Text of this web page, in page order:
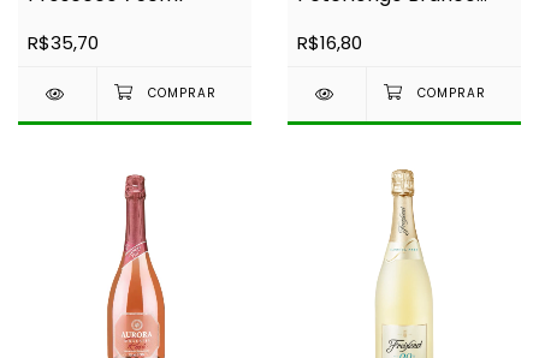
R$35,70 R$16,80